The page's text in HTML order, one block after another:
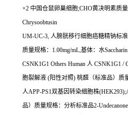
×2 中国仓鼠卵巢细胞;CHO黄决明素质量
Chrysoobtusin
UM-UC-3, 人膀胱移行细胞癌糖精钠标
质量规格： 1.00mg/mL,基体：水
CSNK1G1 Others Human 人 CSNK1G1 /
胞裂解液 (阳性对照) 桃醛（标准品）质
人APP-PS1双基因转染细胞株
品）质量规格：分析标准品2-Undecanone